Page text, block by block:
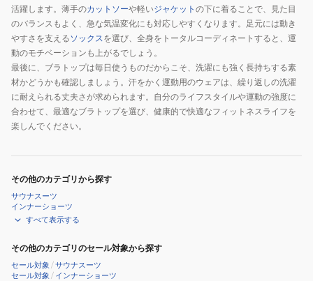
活躍します。薄手のカットソーや軽いジャケット の下に着ることで、見た目
のバランスもよく、急な気温変化にも対応しやすくなります。足元には動き
やすさを支えるソックスを選び、全身をトータルコーディネートすると、運
動のモチベーションも上がるでしょう。
最後に、ブラトップは毎日使うものだからこそ、洗濯にも強く長持ちする素
材かどうかも確認しましょう。汗をかく運動用のウェアは、繰り返しの洗濯
に耐えられる丈夫さが求められます。自分のライフスタイルや運動の強度に
合わせて、最適なブラトップを選び、健康的で快適なフィットネスライフを
楽しんでください。
その他のカテゴリから探す
サウナスーツ
インナーショーツ
すべて表示する
その他のカテゴリのセール対象から探す
セール対象 /サウナスーツ
セール対象 / インナーショーツ